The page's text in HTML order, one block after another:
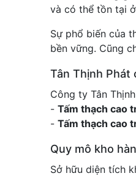
và có thể tồn tại
Sự phổ biến của
bền vững. Cũng
Tân Thịnh Phát
Công ty Tân
- Tấm thạch cao
- Tấm thạch cao
Quy mô kho
Sở hữu diện tích